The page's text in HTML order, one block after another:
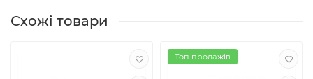
Схожі товари
Топ продажів